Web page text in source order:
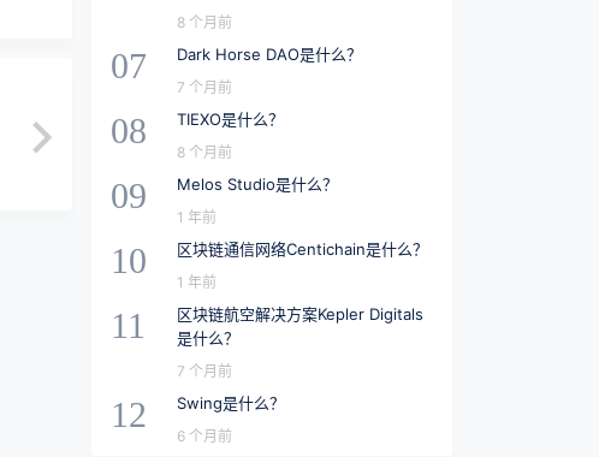
8 个月前
07 Dark Horse DAO是什么？
7 个月前
08 TIEXO是什么？
8 个月前
09 Melos Studio是什么？
1 年前
10 区块链通信网络Centichain是什么？
1 年前
11
区块链航空解决方案Kepler Digitals
是什么？
7 个月前
12 Swing是什么？
6 个月前